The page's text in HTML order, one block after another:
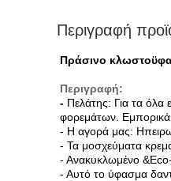
Περιγραφή
Πράσινο
Περιγραφή:
- Πελάτης: Για τα
φορεμάτων. Εμπορικά
- Η αγορά μας:
- Τα μοσχεύματα
- Ανακυκλωμένο &Eco-
- Αυτό το ύφασμα